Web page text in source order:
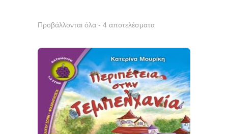
Προβάλλονται όλα - 4 αποτελέσματα